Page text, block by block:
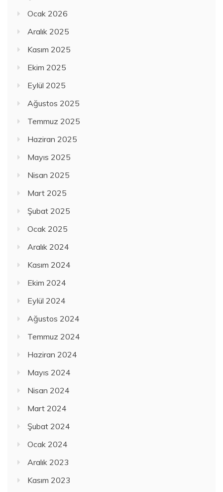
Ocak 2026
Aralık 2025
Kasım 2025
Ekim 2025
Eylül 2025
Ağustos 2025
Temmuz 2025
Haziran 2025
Mayıs 2025
Nisan 2025
Mart 2025
Şubat 2025
Ocak 2025
Aralık 2024
Kasım 2024
Ekim 2024
Eylül 2024
Ağustos 2024
Temmuz 2024
Haziran 2024
Mayıs 2024
Nisan 2024
Mart 2024
Şubat 2024
Ocak 2024
Aralık 2023
Kasım 2023